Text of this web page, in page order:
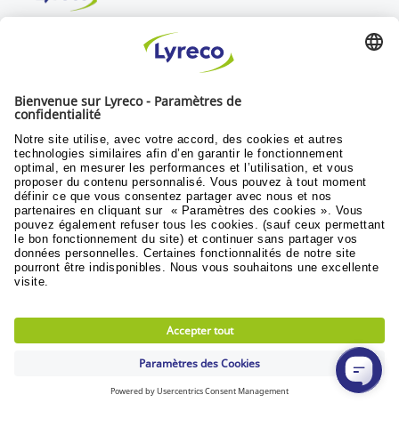
LIVRAISON GRATUITE
pour toute commande à partir de 125 €
LIVRAISON SOUS 24 HEURES
pour toute commande passée avant 17h
RETOUR GRATUIT
30 jours pour changer d'avis (sauf produits non
retournables)
Découvrez toutes les vidéos
Politique RSE
Durabilité
Objectifs du développement